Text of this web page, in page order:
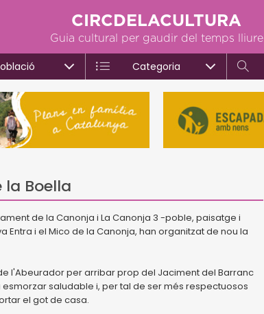
CIRCDELACULTURA
Guia cultural per gaudir del temps lliure
Categoria
la Boella
de la Canonja i La Canonja 3 -poble, paisatge i
i el Mico de la Canonja, han organitzat de nou la
l'Abeurador per arribar prop del Jaciment del Barranc
saludable i, per tal de ser més respectuosos
el got de casa.